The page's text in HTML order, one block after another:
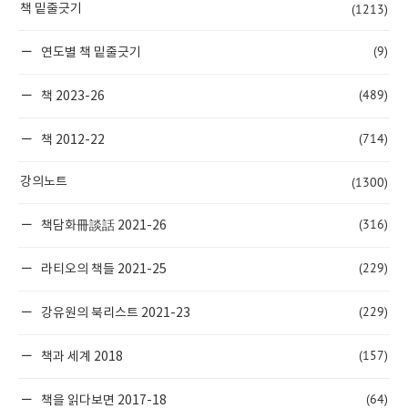
책 밑줄긋기 (1213)
연도별 책 밑줄긋기 (9)
책 2023-26 (489)
책 2012-22 (714)
강의노트 (1300)
책담화冊談話 2021-26 (316)
라티오의 책들 2021-25 (229)
강유원의 북리스트 2021-23 (229)
책과 세계 2018 (157)
책을 읽다보면 2017-18 (64)